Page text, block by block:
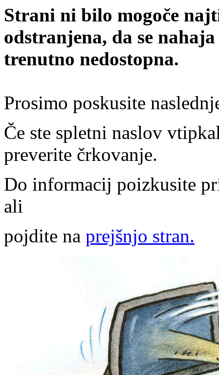
Strani ni bilo mogoče
odstranjena, da se
trenutno nedostopna.
Prosimo poskusite
Če ste spletni naslov
preverite črkovanje.
Do informacij poizkusite
ali
pojdite na prejšnjo stran.